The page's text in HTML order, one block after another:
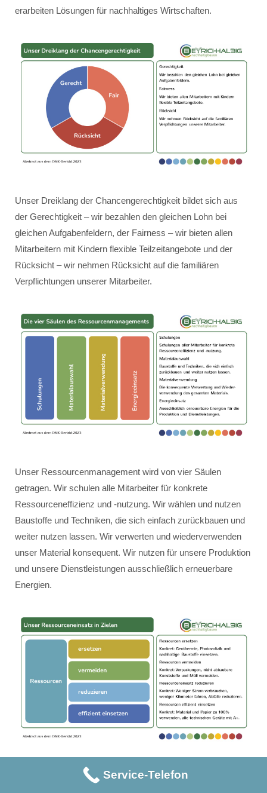
erarbeiten Lösungen für nachhaltiges Wirtschaften.
Unser Dreiklang der Chancengerechtigkeit bildet sich aus
der Gerechtigkeit – wir bezahlen den gleichen Lohn bei
gleichen Aufgabenfeldern, der Fairness – wir bieten allen
Mitarbeitern mit Kindern flexible Teilzeitangebote und der
Rücksicht – wir nehmen Rücksicht auf die familiären
Verpflichtungen unserer Mitarbeiter.
Unser Ressourcenmanagement wird von vier Säulen
getragen. Wir schulen alle Mitarbeiter für konkrete
Ressourceneffizienz und -nutzung. Wir wählen und nutzen
Baustoffe und Techniken, die sich einfach zurückbauen und
weiter nutzen lassen. Wir verwerten und wiederverwenden
unser Material konsequent. Wir nutzen für unsere Produktion
und unsere Dienstleistungen ausschließlich erneuerbare
Energien.
Unser Ressourceneinsatz erfolgt innerhalb der vier Ziele:
Service-Telefon